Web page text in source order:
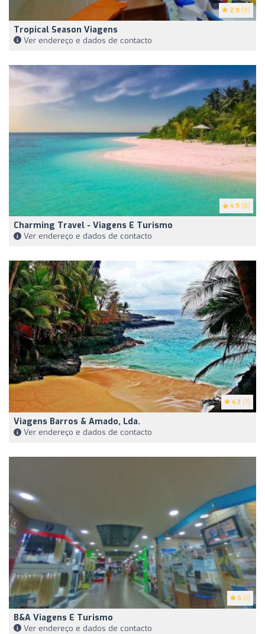
2.9 (9)
Tropical Season Viagens
Ver endereço e dados de contacto
4.9 (8)
Charming Travel - Viagens E Turismo
Ver endereço e dados de contacto
4.3 (7)
Viagens Barros & Amado, Lda.
Ver endereço e dados de contacto
5 (1)
B&A Viagens E Turismo
Ver endereço e dados de contacto